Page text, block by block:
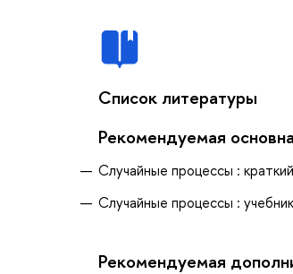
Список литературы
Рекомендуемая
Случайные процессы :
Случайные процессы :
Рекомендуемая